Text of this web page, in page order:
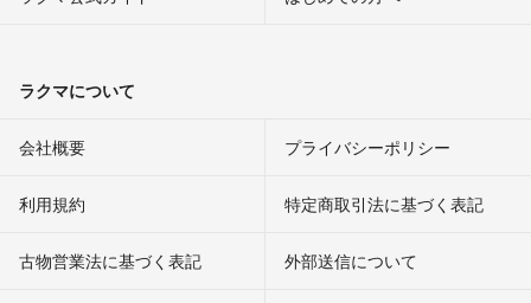
ラクマについて
会社概要 プライバシーポリシー
利用規約 特定商取引法に基づく表記
古物営業法に基づく表記 外部送信について